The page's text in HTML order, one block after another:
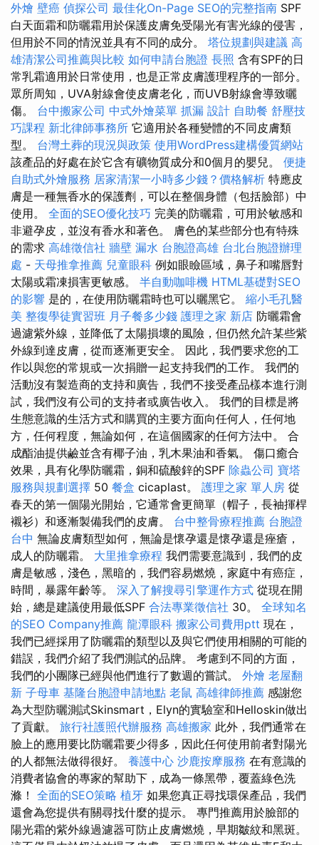
外燴 壁癌 偵探公司 最佳化On-Page SEO的完整指南 SPF
白天面霜和防曬霜用於保護皮膚免受陽光有害光線的侵害，
但用於不同的情況並具有不同的成分。 塔位規劃與建議 高
雄清潔公司推薦與比較 如何申請台胞證 長照 含有SPF的日
常乳霜適用於日常使用，也是正常皮膚護理程序的一部分。
眾所周知，UVA射線會使皮膚老化，而UVB射線會導致曬
傷。 台中搬家公司 中式外燴菜單 抓漏 設計 自助餐 舒壓技
巧課程 新北律師事務所 它適用於各種變體的不同皮膚類
型。 台灣土葬的現況與政策 使用WordPress建構優質網站
該產品的好處在於它含有礦物質成分和0個月的嬰兒。 便捷
自助式外燴服務 居家清潔一小時多少錢？價格解析 特應皮
膚是一種無香水的保護劑，可以在整個身體（包括臉部）中
使用。 全面的SEO優化技巧 完美的防曬霜，可用於敏感和
非避孕皮，並沒有香水和著色。 膚色的某些部分也有特殊
的需求 高雄徵信社 牆壁 漏水 台胞證高雄 台北台胞證辦理
處 - 天母推拿推薦 兒童眼科 例如眼瞼區域，鼻子和嘴唇對
太陽或霜凍損害更敏感。 半自動咖啡機 HTML基礎對SEO
的影響 是的，在使用防曬霜時也可以曬黑它。 縮小毛孔醫
美 整復學徒實習班 月子餐多少錢 護理之家 新店 防曬霜會
過濾紫外線，並降低了太陽損壞的風險，但仍然允許某些紫
外線到達皮膚，從而逐漸更安全。 因此，我們要求您的工
作以與您的常規或一次捐贈一起支持我們的工作。 我們的
活動沒有製造商的支持和廣告，我們不接受產品樣本進行測
試，我們沒有公司的支持者或廣告收入。 我們的目標是將
生態意識的生活方式和購買的主要方面向任何人，任何地
方，任何程度，無論如何，在這個國家的任何方法中。 合
成酯油提供鹼並含有椰子油，乳木果油和香氣。 傷口癒合
效果，具有化學防曬霜，銅和硫酸鋅的SPF 除蟲公司 寶塔
服務與規劃選擇 50 餐盒 cicaplast。 護理之家 單人房 從
春天的第一個陽光開始，它通常會更簡單（帽子，長袖揮桿
襯衫）和逐漸製備我們的皮膚。 台中整骨療程推薦 台胞證
台中 無論皮膚類型如何，無論是懷孕還是懷孕還是痤瘡，
成人的防曬霜。 大里推拿療程 我們需要意識到，我們的皮
膚是敏感，淺色，黑暗的，我們容易燃燒，家庭中有癌症，
時間，暴露年齡等。 深入了解搜尋引擎運作方式 從現在開
始，總是建議使用最低SPF 合法專業徵信社 30。 全球知名
的SEO Company推薦 龍潭眼科 搬家公司費用ptt 現在，
我們已經採用了防曬霜的類型以及與它們使用相關的可能的
錯誤，我們介紹了我們測試的品牌。 考慮到不同的方面，
我們的小團隊已經與他們進行了數週的嘗試。 外燴 老屋翻
新 子母車 基隆台胞證申請地點 老鼠 高雄律師推薦 感謝您
為大型防曬測試Skinsmart，Elyn的實驗室和Helloskin做出
了貢獻。 旅行社護照代辦服務 高雄搬家 此外，我們通常在
臉上的應用要比防曬霜要少得多，因此任何使用前者對陽光
的人都無法做得很好。 養護中心 沙鹿按摩服務 在有意識的
消費者協會的專家的幫助下，成為一條黑帶，覆蓋綠色洗
滌！ 全面的SEO策略 植牙 如果您真正尋找環保產品，我們
還會為您提供有關尋找什麼的提示。 專門推薦用於臉部的
陽光霜的紫外線過濾器可防止皮膚燃燒，早期皺紋和黑斑。